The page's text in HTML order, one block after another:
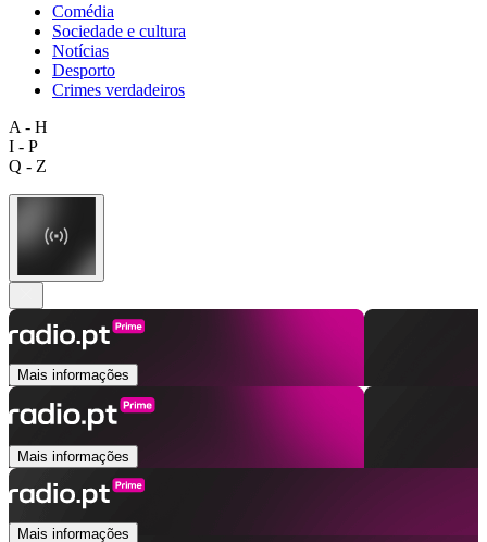
Comédia
Sociedade e cultura
Notícias
Desporto
Crimes verdadeiros
A - H
I - P
Q - Z
Mais informações
Mais informações
Mais informações